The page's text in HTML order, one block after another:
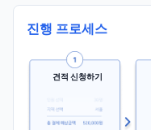
진행 프로세스
견적 신청하기